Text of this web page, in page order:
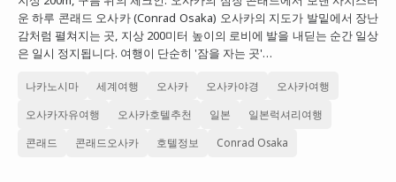
대만
프랑스
스위스
스페인
운 하루 콘래드 오사카 (Conrad Osaka) 오사카의 지도가 발밑에서 장난
감처럼 펼쳐지는 곳, 지상 200미터 높이의 로비에 발을 내딛는 순간 일상
은 일시 정지됩니다. 여행이 단순히 '잠을 자는 곳'…
나카노시마 세계여행 오사카 오사카야경 오사카여행
오사카자유여행 오사카호텔추천 일본 일본럭셔리여행
콘래드 콘래드오사카 호텔정보 Conrad Osaka